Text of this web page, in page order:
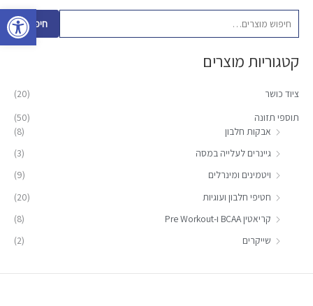
פתח
ו
ש
ב
ו
חיפוש
קטגוריות מוצרים
ציוד כושר
(20)
תוספי תזונה
(50)
אבקות חלבון
(8)
גיינרים לעלייה במסה
(3)
ויטמינים ומינרלים
(9)
חטיפי חלבון ועוגיות
(20)
קריאטין BCAA ו-Pre Workout
(8)
שייקרים
(2)